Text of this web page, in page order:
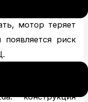
мотор теряет
риск
конструкция